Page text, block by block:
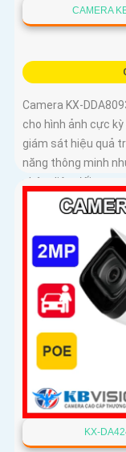
CAMERA
Camera KX-
cho hình ảnh cực
giám sát hiệu quả
năng thông minh
nhận diện đối
mang lại sự tiện lợi
KX-